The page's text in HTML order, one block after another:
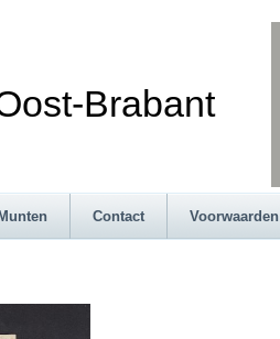
Brabant
Munten Contact Voorwaarden